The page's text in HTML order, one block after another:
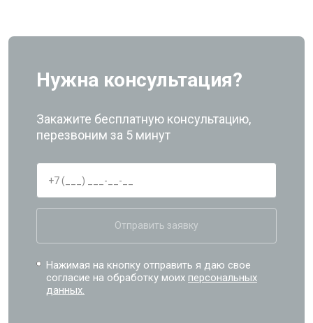
Нужна консультация?
Закажите бесплатную консультацию,
перезвоним за 5 минут
Отправить заявку
Нажимая на кнопку отправить я даю свое
согласие на обработку моихперсональных
данных.